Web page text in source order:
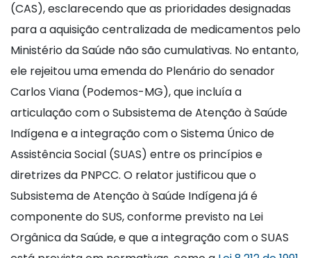
(CAS), esclarecendo que as prioridades designadas
para a aquisição centralizada de medicamentos pelo
Ministério da Saúde não são cumulativas. No entanto,
ele rejeitou uma emenda do Plenário do senador
Carlos Viana (Podemos-MG), que incluía a
articulação com o Subsistema de Atenção à Saúde
Indígena e a integração com o Sistema Único de
Assistência Social (SUAS) entre os princípios e
diretrizes da PNPCC. O relator justificou que o
Subsistema de Atenção à Saúde Indígena já é
componente do SUS, conforme previsto na Lei
Orgânica da Saúde, e que a integração com o SUAS